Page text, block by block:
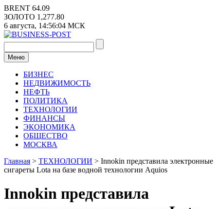
Перейти
к
содержимому
BRENT 64.09
ЗОЛОТО 1,277.80
6 августа, 14:56:04 МСК
Меню
БИЗНЕС
НЕДВИЖИМОСТЬ
НЕФТЬ
ПОЛИТИКА
ТЕХНОЛОГИИ
ФИНАНСЫ
ЭКОНОМИКА
ОБЩЕСТВО
МОСКВА
Главная > ТЕХНОЛОГИИ > Innokin представила электронные
сигареты Lota на базе водной технологии Aquios
Innokin представила